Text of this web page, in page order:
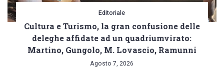
Editoriale
Cultura e Turismo, la gran confusione delle
deleghe affidate ad un quadriumvirato:
Martino, Gungolo, M. Lovascio, Ramunni
Agosto 7, 2026